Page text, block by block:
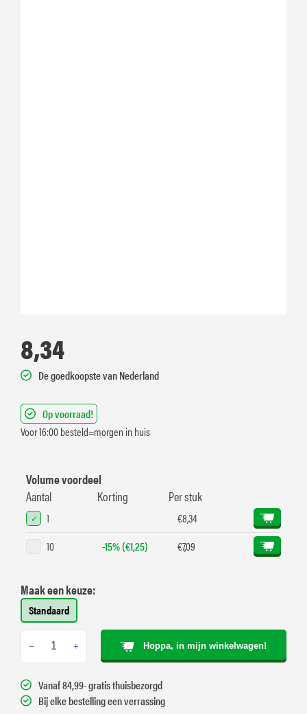
8,34
De goedkoopste van Nederland
Op voorraad!
Voor 16:00 besteld=morgen in huis
Volume voordeel
Aantal
Korting Per stuk
1
€8,34
10
-15% (€1,25) €7,09
Maak een keuze:
Standaard
− + Hoppa, in mijn winkelwagen!
Vanaf 84,99- gratis thuisbezorgd
Bij elke bestelling een verrassing